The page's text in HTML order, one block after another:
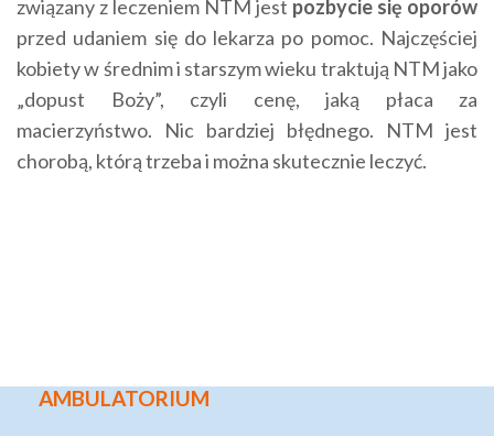
związany z leczeniem NTM jest pozbycie się oporów
przed udaniem się do lekarza po pomoc. Najczęściej
kobiety w średnim i starszym wieku traktują NTM jako
„dopust Boży”, czyli cenę, jaką płaca za
macierzyństwo. Nic bardziej błędnego. NTM jest
chorobą, którą trzeba i można skutecznie leczyć.
AMBULATORIUM